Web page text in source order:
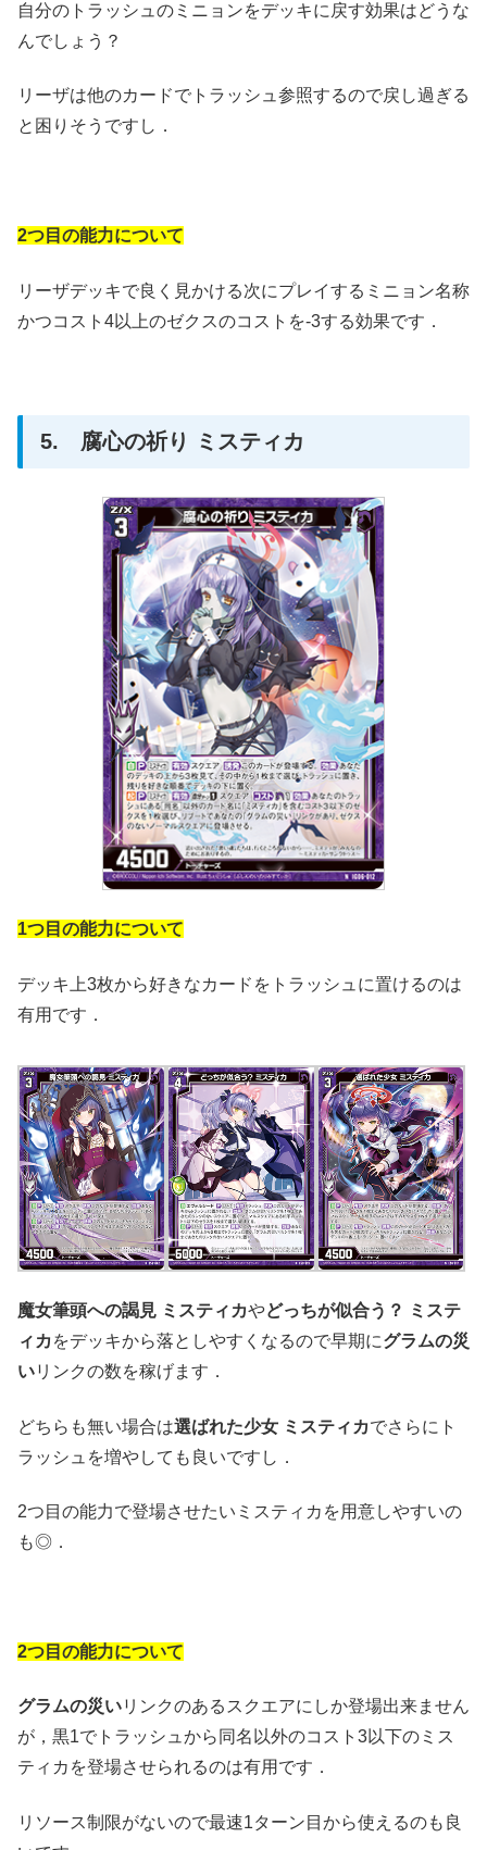
自分のトラッシュのミニョンをデッキに戻す効果はどうな
んでしょう？
リーザは他のカードでトラッシュ参照するので戻し過ぎる
と困りそうですし．
2つ目の能力について
リーザデッキで良く見かける次にプレイするミニョン名称
かつコスト4以上のゼクスのコストを-3する効果です．
5. 腐心の祈り ミスティカ
1つ目の能力について
デッキ上3枚から好きなカードをトラッシュに置けるのは
有用です．
魔女筆頭への謁見 ミスティカやどっちが似合う？ ミステ
ィカ をデッキから落としやすくなるので早期にグラムの災
いリンクの数を稼げます．
どちらも無い場合は選ばれた少女 ミスティカでさらにト
ラッシュを増やしても良いですし．
2つ目の能力で登場させたいミスティカを用意しやすいの
も◎．
2つ目の能力について
グラムの災いリンクのあるスクエアにしか登場出来ません
が，黒1でトラッシュから同名以外のコスト3以下のミス
ティカを登場させられるのは有用です．
リソース制限がないので最速1ターン目から使えるのも良